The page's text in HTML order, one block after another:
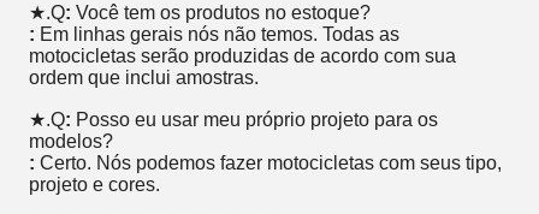
★.Q: Você tem os produtos no estoque?
: Em linhas gerais nós não temos. Todas as
motocicletas serão produzidas de acordo com sua
ordem que inclui amostras.
★.Q: Posso eu usar meu próprio projeto para os
modelos?
: Certo. Nós podemos fazer motocicletas com seus tipo,
projeto e cores.